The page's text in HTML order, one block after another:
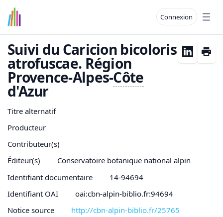
Connexion
Suivi du Caricion bicoloris
atrofuscae. Région
Provence-Alpes-Côte
d'Azur
Titre alternatif
Producteur
Contributeur(s)
Éditeur(s)
Conservatoire botanique national alpin
Identifiant documentaire
14-94694
Identifiant OAI
oai:cbn-alpin-biblio.fr:94694
Notice source
http://cbn-alpin-biblio.fr/25765